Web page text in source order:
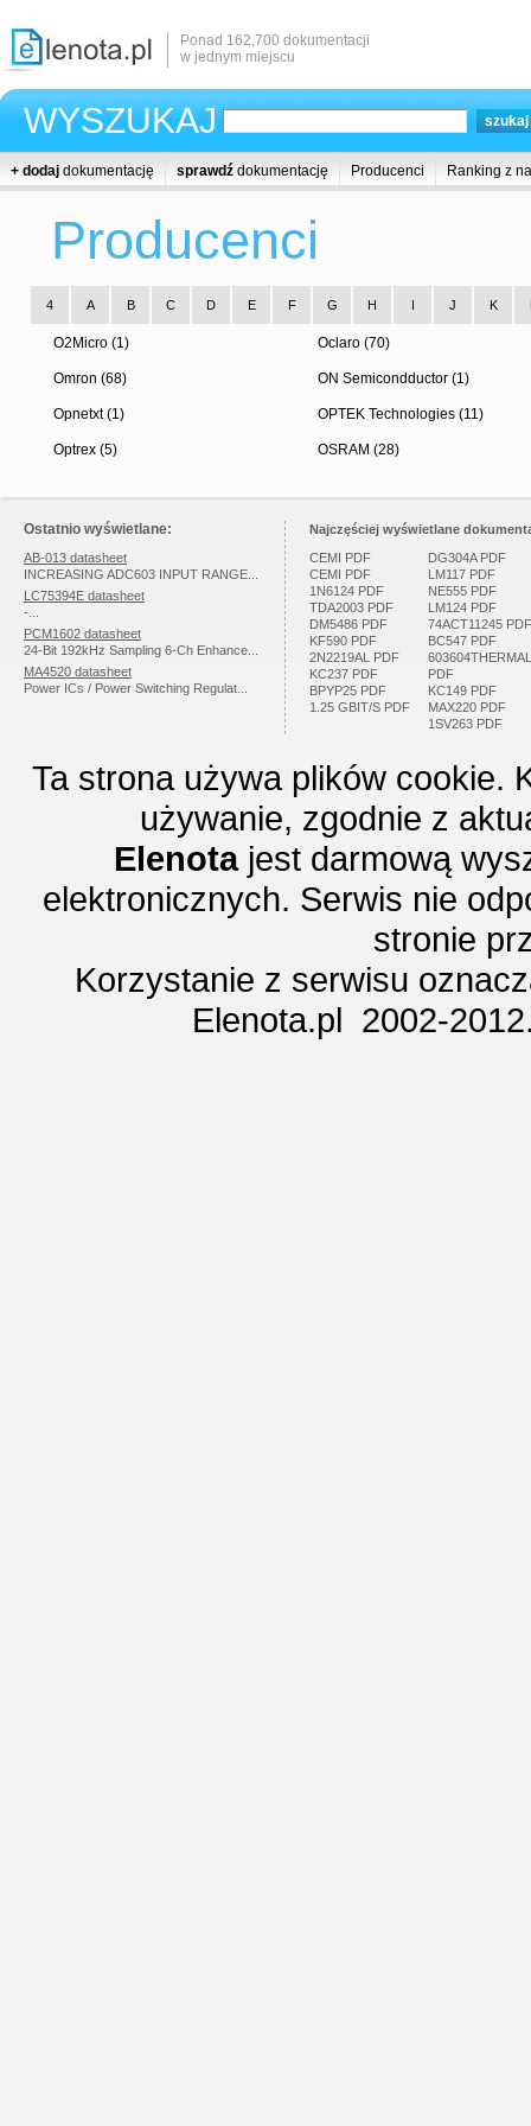
Ponad 162,700 dokumentacji
w jednym miejscu
WYSZUKAJ
+ dodaj dokumentację sprawdź dokumentację Producenci Ranking z
Producenci
4 A B C D E F G H I J K
O2Micro (1) Oclaro (70)
Omron (68) ON Semicondductor (1)
Opnetxt (1) OPTEK Technologies (11)
Optrex (5) OSRAM (28)
Ostatnio wyświetlane:
AB-013 datasheet
INCREASING ADC603 INPUT RANGE...
LC75394E datasheet
-...
PCM1602 datasheet
24-Bit 192kHz Sampling 6-Ch Enhance...
MA4520 datasheet
Power ICs / Power Switching Regulat...
Najczęściej wyświetlane
CEMI PDF
CEMI PDF
1N6124 PDF
TDA2003 PDF
DM5486 PDF
KF590 PDF
2N2219AL PDF
KC237 PDF
BPYP25 PDF
1.25 GBIT/S PDF
DG304A PDF
LM117 PDF
NE555 PDF
LM124 PDF
74ACT11245 PDF
BC547 PDF
603604THERMAL
PDF
KC149 PDF
MAX220 PDF
1SV263 PDF
Ta strona używa plików cookie.
używanie, zgodnie z
Elenotajest darmową
elektronicznych. Serwis nie
stronie
Korzystanie z serwisu
Elenota.pl 2002-